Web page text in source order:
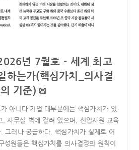
년 7월호 - 세계 최고
하는가(핵심가치_의사결
기준)
아니다 기업 대부분에는 핵심가치가 있
, 사무실 벽에 걸려 있으며, 신입사원 교육
그러나 궁금하다. 핵심가치가 실제로 어
성원들은 핵심가치를 의사결정의 원칙이